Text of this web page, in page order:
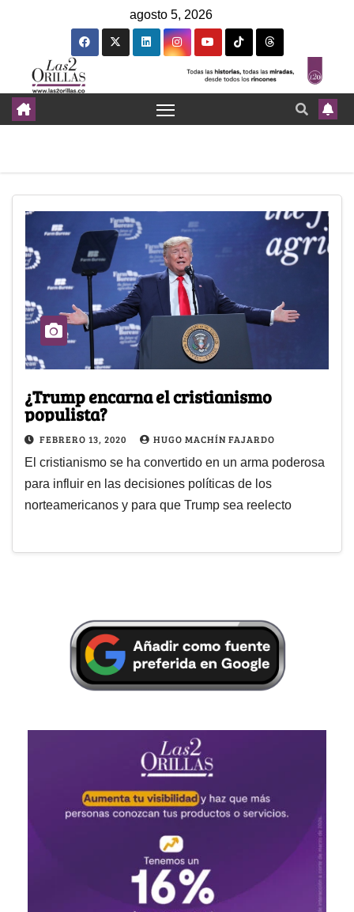
agosto 5, 2026
¿Trump encarna el cristianismo
populista?
FEBRERO 13, 2020 HUGO MACHÍN FAJARDO
El cristianismo se ha convertido en un arma poderosa
para influir en las decisiones políticas de los
norteamericanos y para que Trump sea reelecto